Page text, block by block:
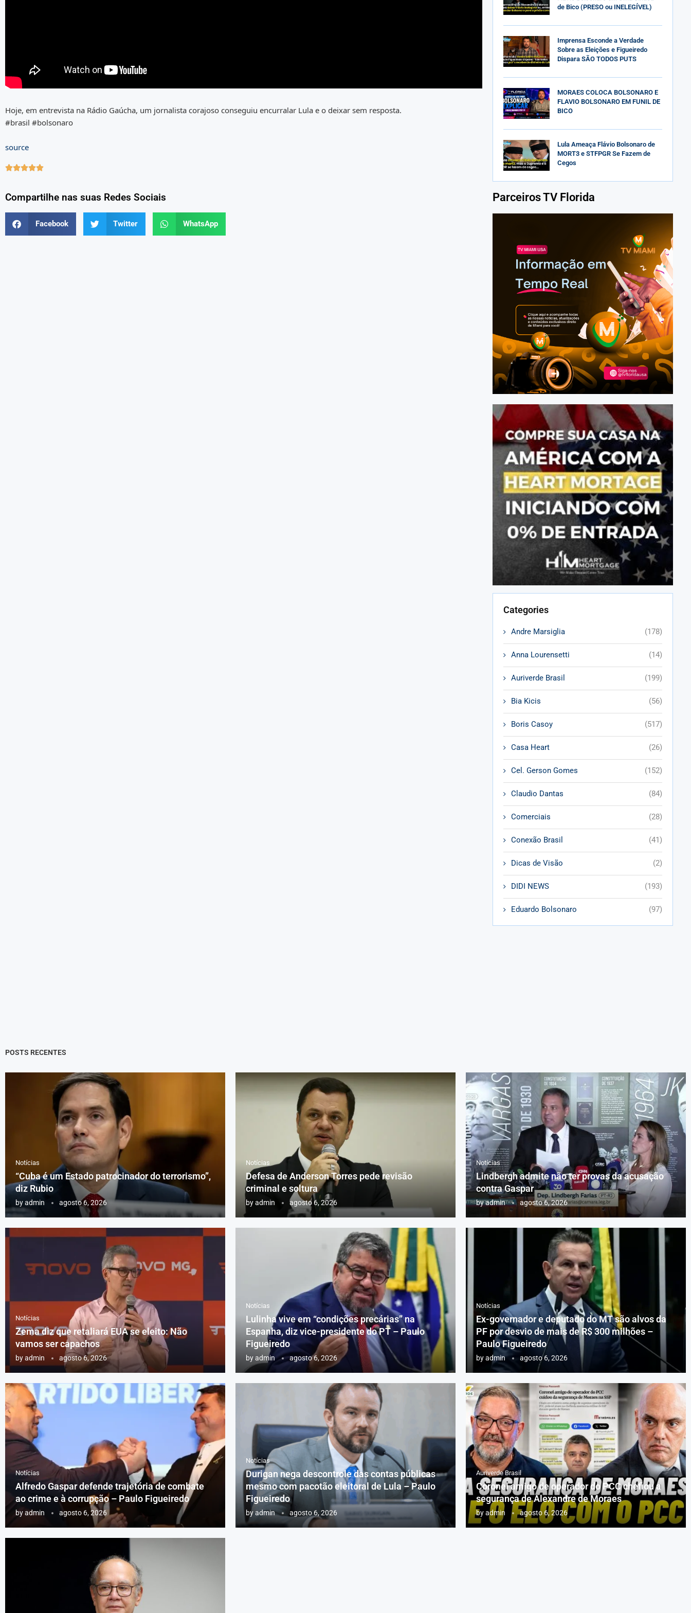
Hoje, em entrevista na Rádio Gaúcha, um jornalista corajoso conseguiu encurralar Lula e o deixar sem resposta.
#brasil #bolsonaro
source

Compartilhe nas suas Redes Sociais
Facebook Twitter WhatsApp
de Bico (PRESO ou INELEGÍVEL)
Imprensa Esconde a Verdade
Sobre as Eleições e Figueiredo
Dispara SÃO TODOS PUTS
MORAES COLOCA BOLSONARO E
FLAVIO BOLSONARO EM FUNIL DE
BICO
Lula Ameaça Flávio Bolsonaro de
MORT3 e STFPGR Se Fazem de
Cegos
Parceiros TV Florida
Categories
Andre Marsiglia (178)
Anna Lourensetti (14)
Auriverde Brasil (199)
Bia Kicis (56)
Boris Casoy (517)
Casa Heart (26)
Cel. Gerson Gomes (152)
Claudio Dantas (84)
Comerciais (28)
Conexão Brasil (41)
Dicas de Visão (2)
DIDI NEWS (193)
Eduardo Bolsonaro (97)
POSTS RECENTES
Notícias
“Cuba é um Estado patrocinador do terrorismo”,
diz Rubio
byadmin agosto 6, 2026
Notícias
Defesa de Anderson Torres pede revisão
criminal e soltura
byadmin agosto 6, 2026
Notícias
Lindbergh admite não ter provas da acusação
contra Gaspar
byadmin agosto 6, 2026
Notícias
Zema diz que retaliará EUA se eleito: Não
vamos ser capachos
byadmin agosto 6, 2026
Notícias
Lulinha vive em “condições precárias” na
Espanha, diz vice-presidente do PT – Paulo
Figueiredo
byadmin agosto 6, 2026
Notícias
Ex-governador e deputado do MT são alvos da
PF por desvio de mais de R$ 300 milhões –
Paulo Figueiredo
byadmin agosto 6, 2026
Notícias
Alfredo Gaspar defende trajetória de combate
ao crime e à corrupção – Paulo Figueiredo
byadmin agosto 6, 2026
Notícias
Durigan nega descontrole das contas públicas
mesmo com pacotão eleitoral de Lula – Paulo
Figueiredo
byadmin agosto 6, 2026
Auriverde Brasil
Coronel amigo de operador do PCC chefiou a
segurança de Alexandre de Moraes
byadmin agosto 6, 2026